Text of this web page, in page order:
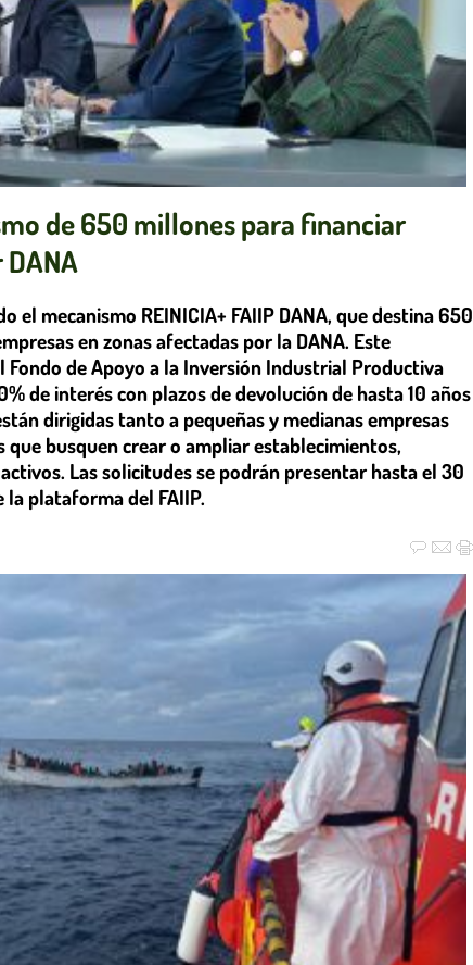
de 650 millones para financiar
el mecanismo REINICIA+ FAIIP DANA, que destina 650
en zonas afectadas por la DANA. Este
Fondo de Apoyo a la Inversión Industrial Productiva
de interés con plazos de devolución de hasta 10 años
dirigidas tanto a pequeñas y medianas empresas
que busquen crear o ampliar establecimientos,
Las solicitudes se podrán presentar hasta el 30
plataforma del FAIIP.